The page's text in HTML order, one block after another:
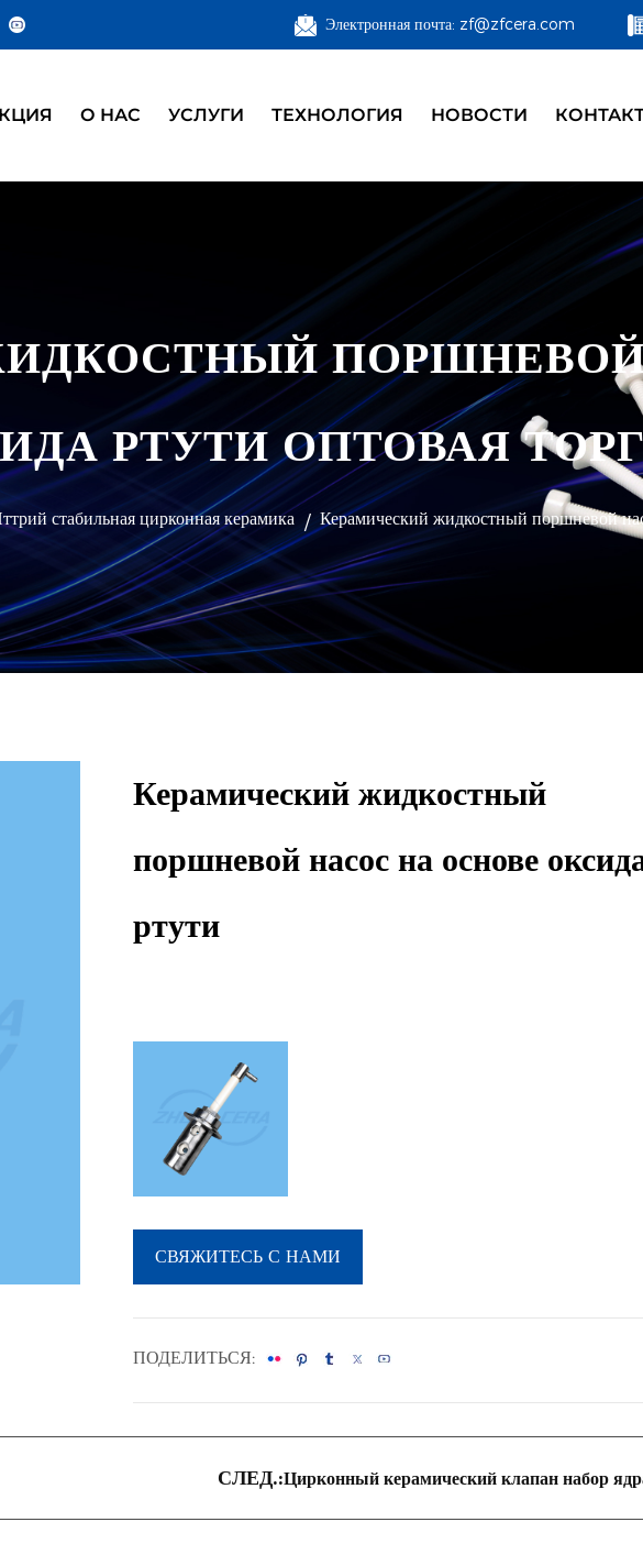
Электронная почта: zf@zfcera.com
О НАС УСЛУГИ ТЕХНОЛОГИЯ НОВОСТИ
РТУТИ ОПТОВАЯ
стабильная цирконная керамика / Керамический жидкостный поршневой
Керамический жидкостный
поршневой насос на основе
ртути
СВЯЖИТЕСЬ С НАМИ
ПОДЕЛИТЬСЯ:
СЛЕД.:Цирконный керамический клапан набор